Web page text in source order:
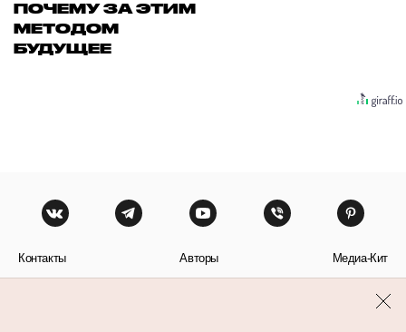
ПОЧЕМУ ЗА ЭТИМ
МЕТОДОМ
БУДУЩЕЕ
Контакты Авторы Медиа-Кит